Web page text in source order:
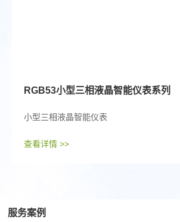
RGB53小型三相液晶智能仪表系列
小型三相液晶智能仪表
查看详情 >>
服务案例